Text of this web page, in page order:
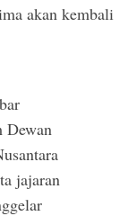
akan kembali
Dewan
jajaran